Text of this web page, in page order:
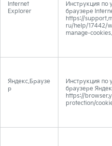
Internet
Explorer
Инструкция по
браузере
https://
ru/help/17442/
manage-cookies.
Яндекс.Браузе
р
Инструкция по
браузере
https://
protection/